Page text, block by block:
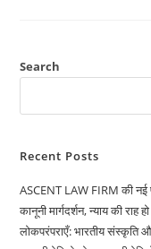
Search
Recent Posts
ASCENT LAW FIRM की
कानूनी मार्गदर्शन, न्याय की राह हो
लोकपरंपराएँ: भारतीय संस्कृति